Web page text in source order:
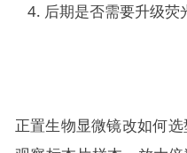
后期是否需要升级荧
正置生物显微镜改如何